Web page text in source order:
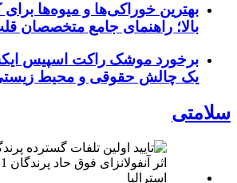
بهترین خوراکی‌ها و میوه‌ها
بالا؛ راهنمای جامع متخصصان
برخورد موشک راکت اسپیس
یک چالش حقوقی و محیط
سلامتی